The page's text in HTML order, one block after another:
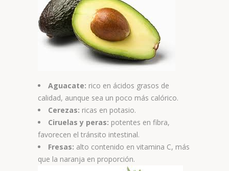
Aguacate: rico en ácidos grasos de
calidad, aunque sea un poco más calórico.
Cerezas: ricas en potasio.
Ciruelas y peras: potentes en fibra,
favorecen el tránsito intestinal.
Fresas: alto contenido en vitamina C, más
que la naranja en proporción.